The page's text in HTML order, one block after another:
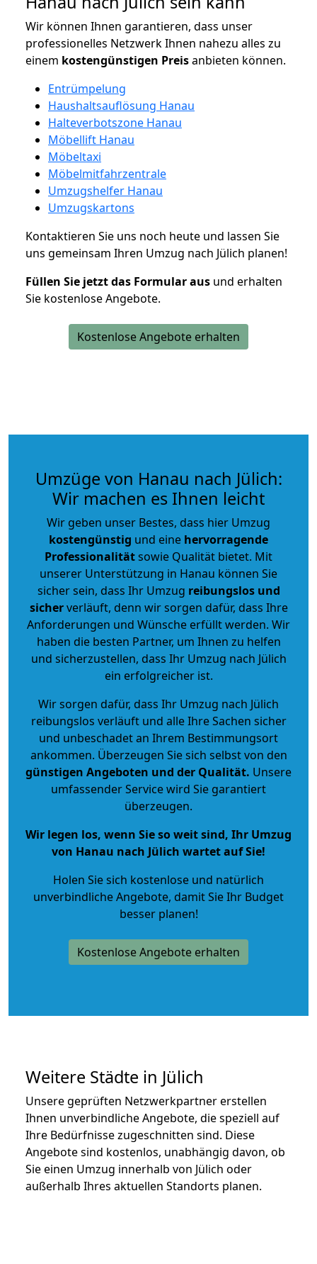
Wir können Ihnen garantieren, dass unser
professionelles Netzwerk Ihnen nahezu alles zu
einem kostengünstigen Preisanbieten können.
Entrümpelung
Haushaltsauflösung Hanau
Halteverbotszone Hanau
Möbellift Hanau
Möbeltaxi
Möbelmitfahrzentrale
Umzugshelfer Hanau
Umzugskartons
Kontaktieren Sie uns noch heute und lassen Sie
uns gemeinsam Ihren Umzug nach Jülich planen!
Füllen Sie jetzt das Formular aus und erhalten
Sie kostenlose Angebote.
Kostenlose Angebote erhalten
Umzüge von Hanau nach Jülich:
Wir machen es Ihnen leicht
Wir geben unser Bestes, dass hier Umzug
kostengünstig und eine hervorragende
Professionalitätsowie Qualität bietet. Mit
unserer Unterstützung in Hanau können Sie
sicher sein, dass Ihr Umzug reibungslos und
sicherverläuft, denn wir sorgen dafür, dass Ihre
Anforderungen und Wünsche erfüllt werden. Wir
haben die besten Partner, um Ihnen zu helfen
und sicherzustellen, dass Ihr Umzug nach Jülich
ein erfolgreicher ist.
Wir sorgen dafür, dass Ihr Umzug nach Jülich
reibungslos verläuft und alle Ihre Sachen sicher
und unbeschadet an Ihrem Bestimmungsort
ankommen. Überzeugen Sie sich selbst von den
günstigen Angeboten und der Qualität. Unsere
umfassender Service wird Sie garantiert
überzeugen.
Wir legen los, wenn Sie so weit sind, Ihr Umzug
von Hanau nach Jülich wartet auf Sie!
Holen Sie sich kostenlose und natürlich
unverbindliche Angebote, damit Sie Ihr Budget
besser planen!
Kostenlose Angebote erhalten
Weitere Städte in Jülich
Unsere geprüften Netzwerkpartner erstellen
Ihnen unverbindliche Angebote, die speziell auf
Ihre Bedürfnisse zugeschnitten sind. Diese
Angebote sind kostenlos, unabhängig davon, ob
Sie einen Umzug innerhalb von Jülich oder
außerhalb Ihres aktuellen Standorts planen.